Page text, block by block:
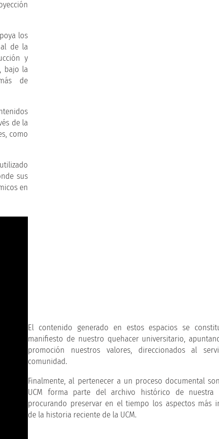
los
de la
y
bajo la
de
de la
como
sus
en
El contenido generado en estos espacios se
manifiesto de nuestro quehacer universitario,
promoción nuestros valores, direccionados al
comunidad.
Finalmente, al pertenecer a un proceso documental
UCM forma parte del archivo histórico de nuestra
procurando preservar en el tiempo los aspectos más
de la historia reciente de la UCM.